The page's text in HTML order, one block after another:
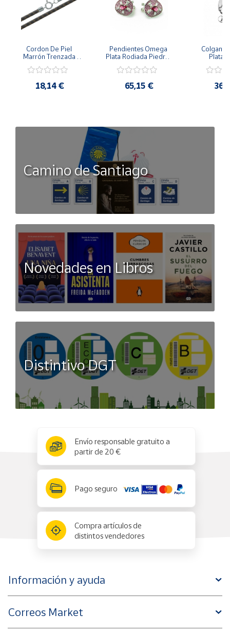
Cordon De Piel
Marrón Trenzada
Plata De 45Cm
18,14 €
Pendientes Omega
Plata Rodiada Piedras
65,15 €
Plata
Camino de Santiago
Novedades en Libros
Distintivo DGT
Envío responsable gratuito a
partir de 20 €
Pago seguro
Compra artículos de
distintos vendedores
Información y ayuda
Correos Market